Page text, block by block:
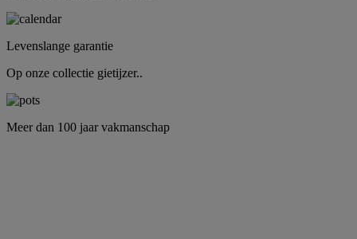
Levenslange garantie
Op onze collectie gietijzer..
Meer dan 100 jaar vakmanschap